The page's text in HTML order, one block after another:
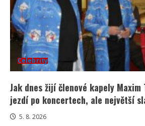
Celebrity
Jak dnes žijí členové kapely
jezdí po koncertech, ale největší
5. 8. 2026